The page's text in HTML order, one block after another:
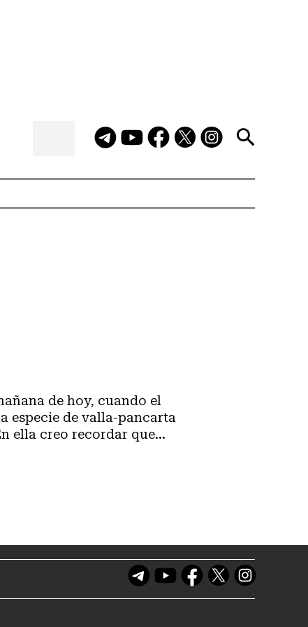
especie de valla-pancarta
ella creo recordar que...